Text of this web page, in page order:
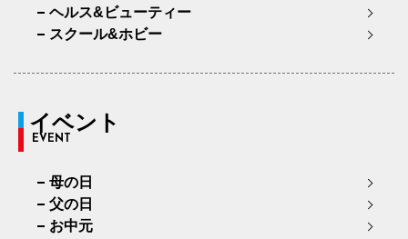
ヘルス&ビューティー
スクール&ホビー
イベント
EVENT
母の日
父の日
お中元